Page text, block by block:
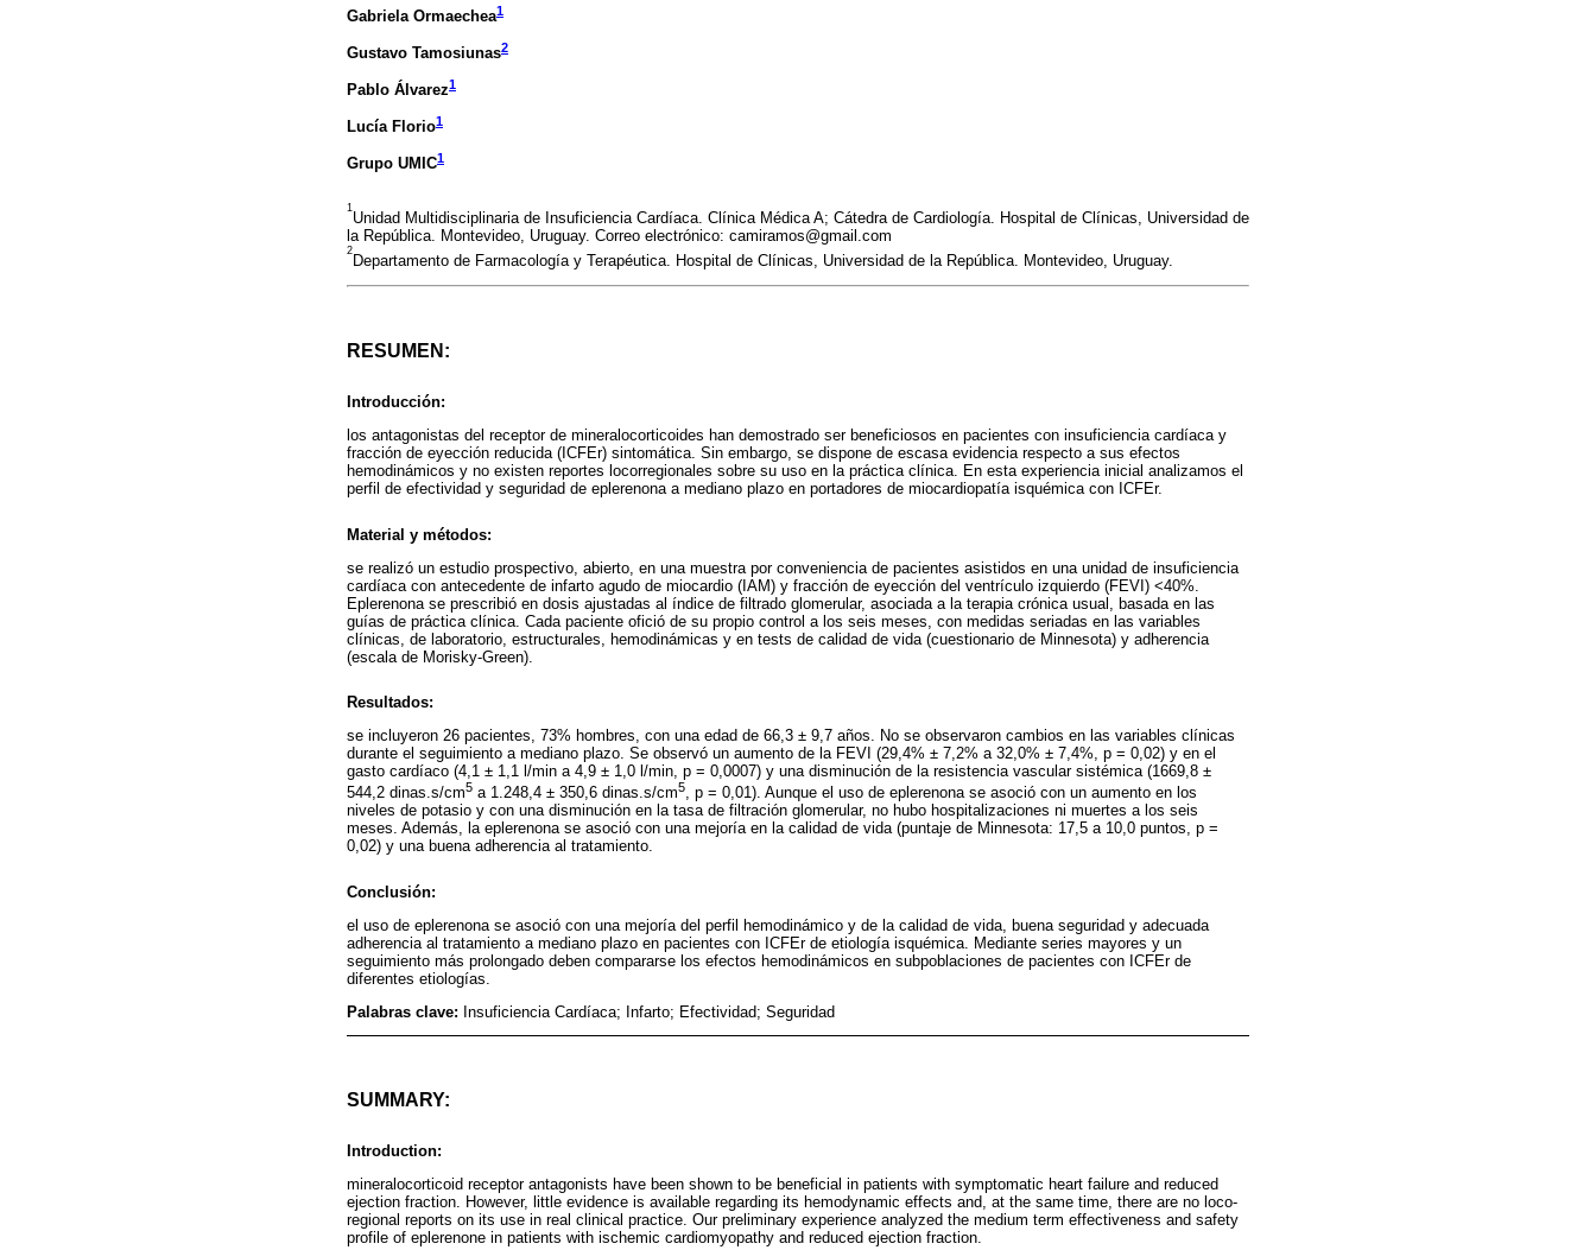
Gabriela Ormaechea1
Gustavo Tamosiunas2
Pablo Álvarez1
Lucía Florio1
Grupo UMIC1
1
Unidad Multidisciplinaria de Insuficiencia Cardíaca. Clínica Médica A; Cátedra de Cardiología. Hospital de Clínicas, Universidad de
la República. Montevideo, Uruguay. Correo electrónico: camiramos@gmail.com
2
Departamento de Farmacología y Terapéutica. Hospital de Clínicas, Universidad de la República. Montevideo, Uruguay.
RESUMEN:
Introducción:
los antagonistas del receptor de mineralocorticoides han demostrado ser beneficiosos en pacientes con insuficiencia cardíaca y
fracción de eyección reducida (ICFEr) sintomática. Sin embargo, se dispone de escasa evidencia respecto a sus efectos
hemodinámicos y no existen reportes locorregionales sobre su uso en la práctica clínica. En esta experiencia inicial analizamos el
perfil de efectividad y seguridad de eplerenona a mediano plazo en portadores de miocardiopatía isquémica con ICFEr.
Material y métodos:
se realizó un estudio prospectivo, abierto, en una muestra por conveniencia de pacientes asistidos en una unidad de insuficiencia
cardíaca con antecedente de infarto agudo de miocardio (IAM) y fracción de eyección del ventrículo izquierdo (FEVI) <40%.
Eplerenona se prescribió en dosis ajustadas al índice de filtrado glomerular, asociada a la terapia crónica usual, basada en las
guías de práctica clínica. Cada paciente ofició de su propio control a los seis meses, con medidas seriadas en las variables
clínicas, de laboratorio, estructurales, hemodinámicas y en tests de calidad de vida (cuestionario de Minnesota) y adherencia
(escala de Morisky-Green).
Resultados:
se incluyeron 26 pacientes, 73% hombres, con una edad de 66,3 ± 9,7 años. No se observaron cambios en las variables clínicas
durante el seguimiento a mediano plazo. Se observó un aumento de la FEVI (29,4% ± 7,2% a 32,0% ± 7,4%, p = 0,02) y en el
gasto cardíaco (4,1 ± 1,1 l/min a 4,9 ± 1,0 l/min, p = 0,0007) y una disminución de la resistencia vascular sistémica (1669,8 ±
544,2 dinas.s/cm5 a 1.248,4 ± 350,6 dinas.s/cm5, p = 0,01). Aunque el uso de eplerenona se asoció con un aumento en los
niveles de potasio y con una disminución en la tasa de filtración glomerular, no hubo hospitalizaciones ni muertes a los seis
meses. Además, la eplerenona se asoció con una mejoría en la calidad de vida (puntaje de Minnesota: 17,5 a 10,0 puntos, p =
0,02) y una buena adherencia al tratamiento.
Conclusión:
el uso de eplerenona se asoció con una mejoría del perfil hemodinámico y de la calidad de vida, buena seguridad y adecuada
adherencia al tratamiento a mediano plazo en pacientes con ICFEr de etiología isquémica. Mediante series mayores y un
seguimiento más prolongado deben compararse los efectos hemodinámicos en subpoblaciones de pacientes con ICFEr de
diferentes etiologías.
Palabras clave: Insuficiencia Cardíaca; Infarto; Efectividad; Seguridad
SUMMARY:
Introduction:
mineralocorticoid receptor antagonists have been shown to be beneficial in patients with symptomatic heart failure and reduced
ejection fraction. However, little evidence is available regarding its hemodynamic effects and, at the same time, there are no loco-
regional reports on its use in real clinical practice. Our preliminary experience analyzed the medium term effectiveness and safety
profile of eplerenone in patients with ischemic cardiomyopathy and reduced ejection fraction.